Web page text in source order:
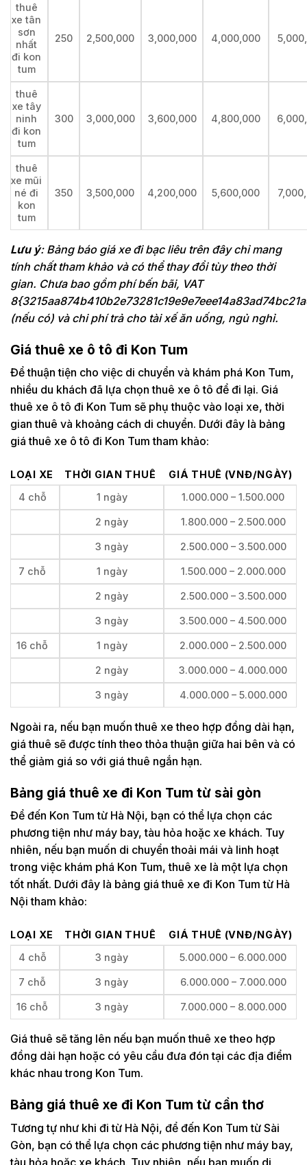
thuê
xe tân
sơn
nhất
đi kon
tum
250 2,500,000 3,000,000 4,000,000
thuê
xe tây
ninh
đi kon
tum
300 3,000,000 3,600,000 4,800,000
thuê
xe mũi
né đi
kon
tum
350 3,500,000 4,200,000 5,600,000
Lưu ý: Bảng báo giá xe đi bạc liêu trên đây chỉ mang
tính chất tham khảo và có thể thay đổi tùy theo thời
gian. Chưa bao gồm phí bến bãi, VAT
(nếu có) và chi phí trả cho tài xế ăn uống, ngủ nghỉ.
Giá thuê xe ô tô đi Kon Tum
Để thuận tiện cho việc di chuyển và khám phá Kon Tum,
nhiều du khách đã lựa chọn thuê xe ô tô để đi lại. Giá
thuê xe ô tô đi Kon Tum sẽ phụ thuộc vào loại xe, thời
gian thuê và khoảng cách di chuyển. Dưới đây là bảng
giá thuê xe ô tô đi Kon Tum tham khảo:
LOẠI XE THỜI GIAN THUÊ
GIÁ THUÊ (VNĐ/NGÀY)
4 chỗ
1 ngày 1.000.000 – 1.500.000
2 ngày 1.800.000 – 2.500.000
3 ngày 2.500.000 – 3.500.000
7 chỗ 1 ngày 1.500.000 – 2.000.000
2 ngày 2.500.000 – 3.500.000
3 ngày 3.500.000 – 4.500.000
16 chỗ 1 ngày 2.000.000 – 2.500.000
2 ngày 3.000.000 – 4.000.000
3 ngày 4.000.000 – 5.000.000
Ngoài ra, nếu bạn muốn thuê xe theo hợp đồng dài hạn,
giá thuê sẽ được tính theo thỏa thuận giữa hai bên và có
thể giảm giá so với giá thuê ngắn hạn.
Bảng giá thuê xe đi Kon Tum từ sài gòn
Để đến Kon Tum từ Hà Nội, bạn có thể lựa chọn các
phương tiện như máy bay, tàu hỏa hoặc xe khách. Tuy
nhiên, nếu bạn muốn di chuyển thoải mái và linh hoạt
trong việc khám phá Kon Tum, thuê xe là một lựa chọn
tốt nhất. Dưới đây là bảng giá thuê xe đi Kon Tum từ Hà
Nội tham khảo:
LOẠI XE THỜI GIAN THUÊ
GIÁ THUÊ (VNĐ/NGÀY)
4 chỗ
3 ngày 5.000.000 – 6.000.000
7 chỗ 3 ngày 6.000.000 – 7.000.000
16 chỗ 3 ngày 7.000.000 – 8.000.000
Giá thuê sẽ tăng lên nếu bạn muốn thuê xe theo hợp
đồng dài hạn hoặc có yêu cầu đưa đón tại các địa điểm
khác nhau trong Kon Tum.
Bảng giá thuê xe đi Kon Tum từ cần thơ
Tương tự như khi đi từ Hà Nội, để đến Kon Tum từ Sài
Gòn, bạn có thể lựa chọn các phương tiện như máy bay,
tàu hỏa hoặc xe khách. Tuy nhiên, nếu bạn muốn di